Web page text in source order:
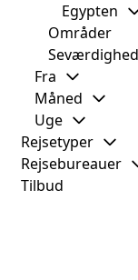
Egypten
Områder
Fra
Måned
Uge
Rejsetyper
Rejsebureauer
Tilbud